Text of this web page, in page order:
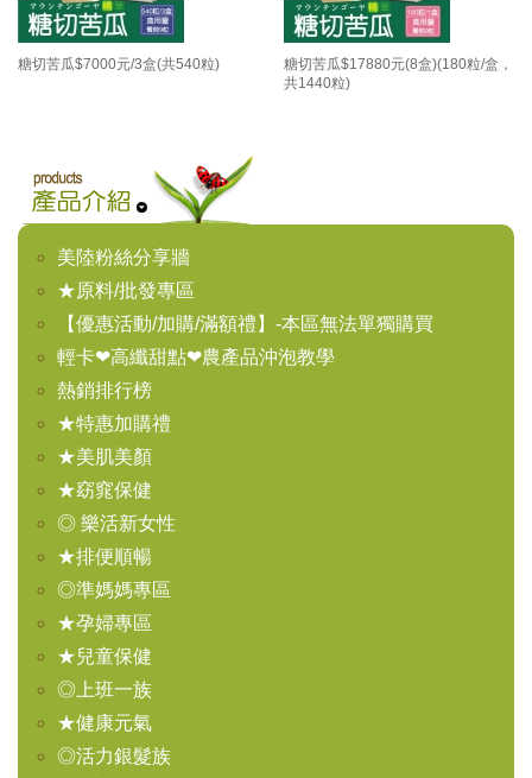
糖切苦瓜$7000元/3盒(共540粒)
糖切苦瓜$17880元(8盒)(180粒/盒，
共1440粒)
美陸粉絲分享牆
★原料/批發專區
【優惠活動/加購/滿額禮】-本區無法單獨購買
輕卡❤高纖甜點❤農產品沖泡教學
熱銷排行榜
★特惠加購禮
★美肌美顏
★窈窕保健
◎ 樂活新女性
★排便順暢
◎準媽媽專區
★孕婦專區
★兒童保健
◎上班一族
★健康元氣
◎活力銀髮族